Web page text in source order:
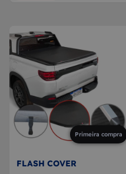
Primeira compra
FLASH COVER